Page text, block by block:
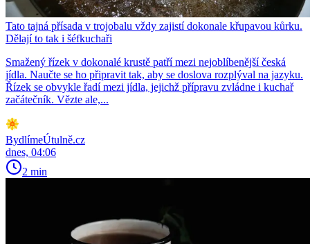
Tato tajná přísada v trojobalu vždy zajistí dokonale křupavou kůrku.
Dělají to tak i šéfkuchaři
Smažený řízek v dokonalé krustě patří mezi nejoblíbenější česká
jídla. Naučte se ho připravit tak, aby se doslova rozplýval na jazyku.
Řízek se obvykle řadí mezi jídla, jejichž přípravu zvládne i kuchař
začátečník. Vězte ale,...
BydlímeÚtulně.cz
dnes, 04:06
2 min